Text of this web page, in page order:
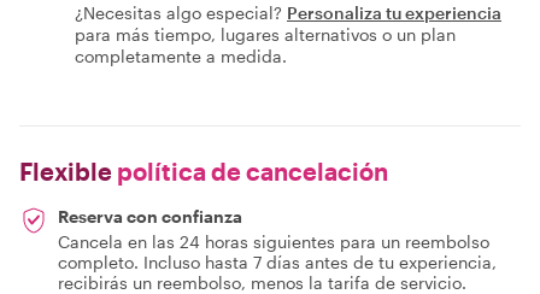
¿Necesitas algo especial? Personaliza tu experiencia
para más tiempo, lugares alternativos o un plan
completamente a medida.
Flexible política de cancelación
Reserva con confianza
Cancela en las 24 horas siguientes para un reembolso
completo. Incluso hasta 7 días antes de tu experiencia,
recibirás un reembolso, menos la tarifa de servicio.